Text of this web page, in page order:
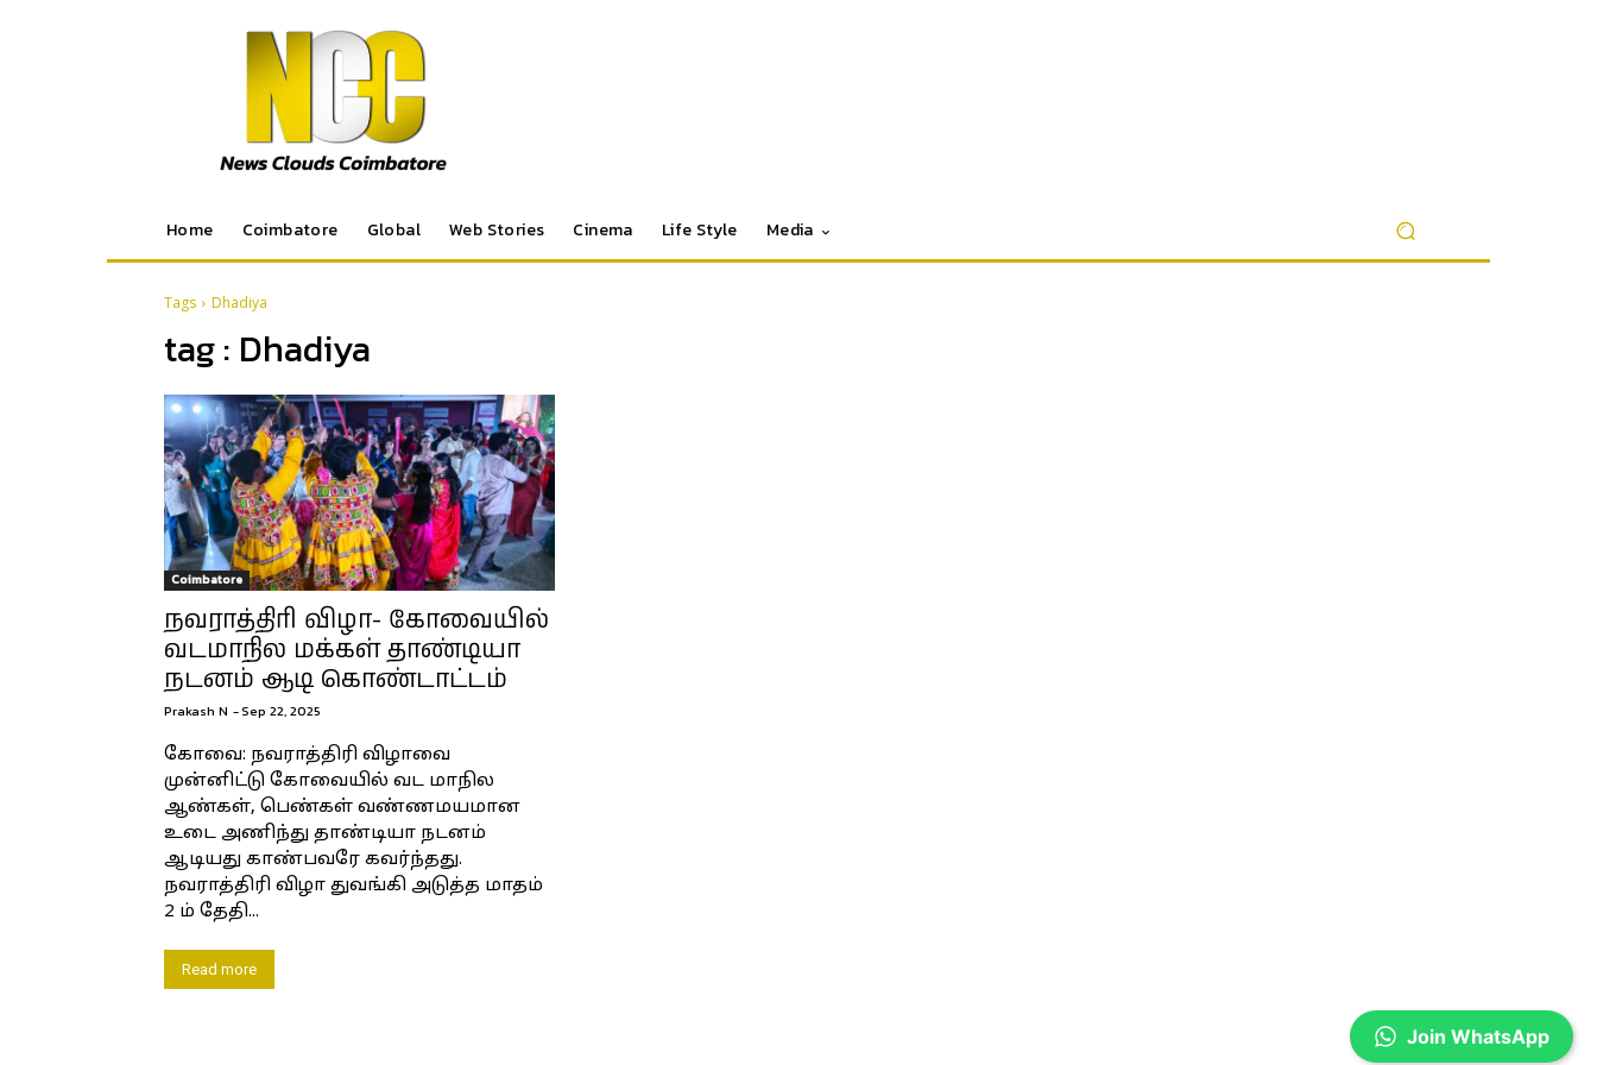
Home Coimbatore Global Web Stories Cinema Life Style Media
Tags Dhadiya
tag : Dhadiya
Coimbatore
நவராத்திரி விழா- கோவையில்
வடமாநில மக்கள் தாண்டியா
நடனம் ஆடி கொண்டாட்டம்
Prakash N -Sep 22, 2025
கோவை: நவராத்திரி விழாவை
முன்னிட்டு கோவையில் வட மாநில
ஆண்கள், பெண்கள் வண்ணமயமான
உடை அணிந்து தாண்டியா நடனம்
ஆடியது காண்பவரே கவர்ந்தது.
நவராத்திரி விழா துவங்கி அடுத்த மாதம்
2 ம் தேதி...
Read more
Join WhatsApp